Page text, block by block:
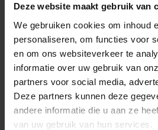
Deze website maakt gebruik van
We gebruiken cookies om inhoud
personaliseren, om functies voor
en om ons websiteverkeer te
informatie over uw gebruik van
partners voor social media,
Deze partners kunnen deze
andere informatie die u aan ze
van uw gebruik van hun services.